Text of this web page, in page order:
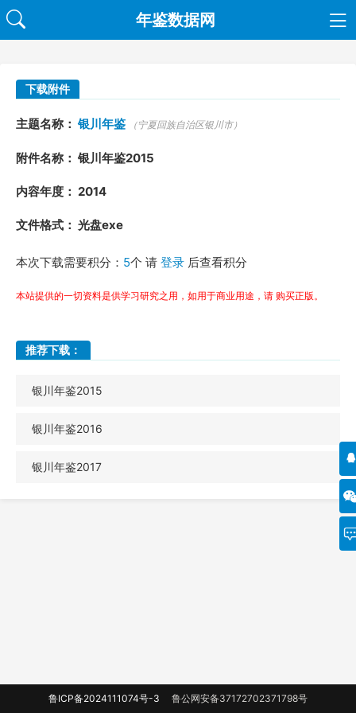
年鉴数据网
下载附件
主题名称：银川年鉴 （宁夏回族自治区银川市）
附件名称： 银川年鉴2015
内容年度： 2014
文件格式： 光盘exe
本次下载需要积分： 5个 请 登录 后查看积分
本站提供的一切资料是供学习研究之用，如用于商业用途，请 购买正版。
推荐下载：
银川年鉴2015
银川年鉴2016
银川年鉴2017
鲁ICP备2024111074号-3 鲁公网安备37172702371798号